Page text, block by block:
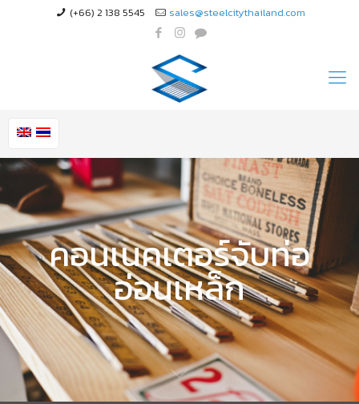
(+66) 2 138 5545 sales@steelcitythailand.com
คอนเนคเตอร์จับท่อ
อ่อนเหล็ก